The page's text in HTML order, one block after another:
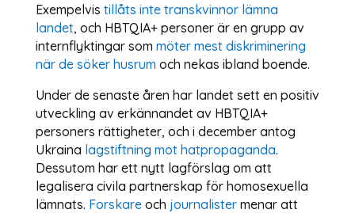
Exempelvis tillåts inte transkvinnor lämna
landet, och HBTQIA+ personer är en grupp av
internflyktingar som möter mest diskriminering
när de söker husrum och nekas ibland boende.
Under de senaste åren har landet sett en positiv
utveckling av erkännandet av HBTQIA+
personers rättigheter, och i december antog
Ukraina lagstiftning mot hatpropaganda.
Dessutom har ett nytt lagförslag om att
legalisera civila partnerskap för homosexuella
lämnats. Forskareoch journalistermenar att